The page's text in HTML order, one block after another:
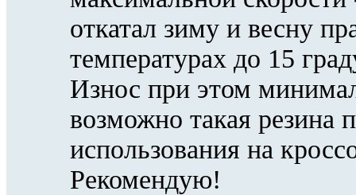
откатал зиму и весну
температурах до 15
Износ при этом
возможно такая резина
использования на
Рекомендую!